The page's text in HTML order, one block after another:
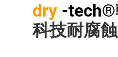
dry -tech®
科技耐腐